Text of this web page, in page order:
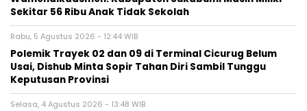
Sekitar 56 Ribu Anak Tidak Sekolah
Rabu, 5 Agustus 2026 - 12:44 WIB
Polemik Trayek 02 dan 09 di Terminal Cicurug Belum
Usai, Dishub Minta Sopir Tahan Diri Sambil Tunggu
Keputusan Provinsi
Selasa, 4 Agustus 2026 - 13:48 WIB